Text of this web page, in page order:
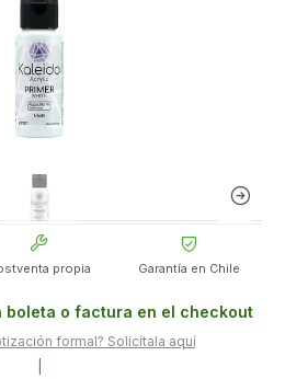
propia Garantía en Chile
boleta o factura en el checkout
formal? Solicítala aquí